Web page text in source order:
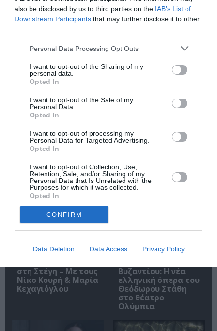
also be disclosed by us to third parties on the IAB’s List of
Downstream Participants that may further disclose it to other
Personal Data Processing Opt Outs
I want to opt-out of the Sharing of my
personal data.
Opted In
I want to opt-out of the Sale of my
Personal Data.
Opted In
I want to opt-out of processing my
Personal Data for Targeted Advertising.
Opted In
I want to opt-out of Collection, Use,
Retention, Sale, and/or Sharing of my
Personal Data that Is Unrelated with the
Purposes for which it was collected.
Opted In
CONFIRM
Data Deletion Data Access Privacy Policy
Newsletter
Κάθε βδομάδα στο e-mail σας τα τελευταία νέα για
Ακολουθήστε το Culturenow.gr
Δημοφιλή Άρθρα
O «Οιδίποδας» του
στη Στέγη – Με τους
Νίκο Κουρή & Μαρία
Κεχαγιόγλου
Θεοδώρα,
Βυζαντίου: Η νέα
ελληνική όπερα του
Θεόδωρου Στάθη
στο θέατρο
Ολύμπια